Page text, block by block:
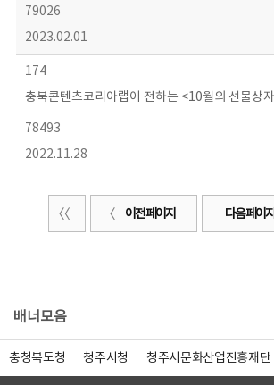
79026
2023.02.01
174
충북콘텐츠코리아랩이 전하는 <10월의 선물상
78493
2022.11.28
이전 페이지 다음 페이지
배너모음
충청북도청 청주시청 청주시문화산업진흥재단